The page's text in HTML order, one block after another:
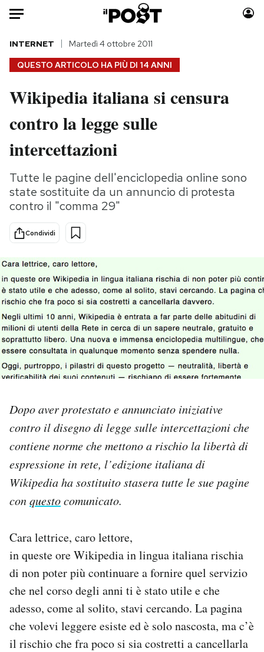
Auto
HOME
Italia
Politica
Tecnologia
Scienza
Cultura
Sport
Moda
Consumismi
Media
PODCAST
NEWSLETTER
I MIEI PREFERITI
CALENDARIO
AREA PERSONALE
Area Personale
Notifiche mobile
Regala il Post
Hai bisogno di aiuto?
QUESTO ARTICOLO HA PIÙ DI 14 ANNI
INTERNET Martedì 4 ottobre 2011
Wikipedia italiana si censura
contro la legge sulle
intercettazioni
Tutte le pagine dell'enciclopedia online sono
state sostituite da un annuncio di protesta
contro il "comma 29"
Condividi
Dopo aver protestato e annunciato iniziative
contro il disegno di legge sulle intercettazioni che
contiene norme che mettono a rischio la libertà di
espressione in rete, l’edizione italiana di
Wikipedia ha sostituito stasera tutte le sue pagine
conquestocomunicato.
Cara lettrice, caro lettore,
in queste ore Wikipedia in lingua italiana rischia
di non poter più continuare a fornire quel servizio
che nel corso degli anni ti è stato utile e che
adesso, come al solito, stavi cercando. La pagina
che volevi leggere esiste ed è solo nascosta, ma c’è
il rischio che fra poco si sia costretti a cancellarla